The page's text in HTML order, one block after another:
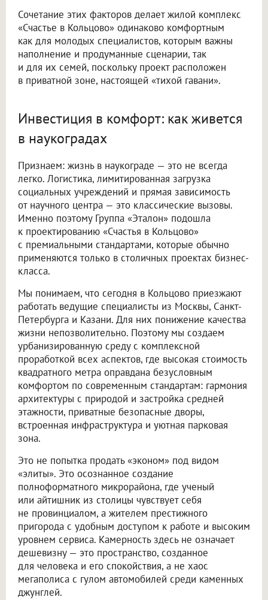
Сочетание этих факторов делает жилой комплекс
«Счастье в Кольцово» одинаково комфортным
как для молодых специалистов, которым важны
наполнение и продуманные сценарии, так
и для их семей, поскольку проект расположен
в приватной зоне, настоящей «тихой гавани».
Инвестиция в комфорт: как живется
в наукоградах
Признаем: жизнь в наукограде — это не всегда
легко. Логистика, лимитированная загрузка
социальных учреждений и прямая зависимость
от научного центра — это классические вызовы.
Именно поэтому Группа «Эталон» подошла
к проектированию «Счастья в Кольцово»
с премиальными стандартами, которые обычно
применяются только в столичных проектах бизнес-
класса.
Мы понимаем, что сегодня в Кольцово приезжают
работать ведущие специалисты из Москвы, Санкт-
Петербурга и Казани. Для них понижение качества
жизни непозволительно. Поэтому мы создаем
урбанизированную среду с комплексной
проработкой всех аспектов, где высокая стоимость
квадратного метра оправдана безусловным
комфортом по современным стандартам: гармония
архитектуры с природой и застройка средней
этажности, приватные безопасные дворы,
встроенная инфраструктура и уютная парковая
зона.
Это не попытка продать «эконом» под видом
«элиты». Это осознанное создание
полноформатного микрорайона, где ученый
или айтишник из столицы чувствует себя
не провинциалом, а жителем престижного
пригорода с удобным доступом к работе и высоким
уровнем сервиса. Камерность здесь не означает
дешевизну — это пространство, созданное
для человека и его спокойствия, а не хаос
мегаполиса с гулом автомобилей среди каменных
джунглей.